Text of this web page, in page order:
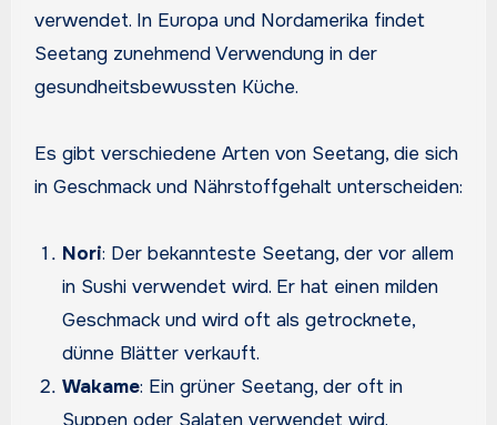
verwendet. In Europa und Nordamerika findet
Seetang zunehmend Verwendung in der
gesundheitsbewussten Küche.
Es gibt verschiedene Arten von Seetang, die sich
in Geschmack und Nährstoffgehalt unterscheiden:
Nori: Der bekannteste Seetang, der vor allem
in Sushi verwendet wird. Er hat einen milden
Geschmack und wird oft als getrocknete,
dünne Blätter verkauft.
Wakame: Ein grüner Seetang, der oft in
Suppen oder Salaten verwendet wird.